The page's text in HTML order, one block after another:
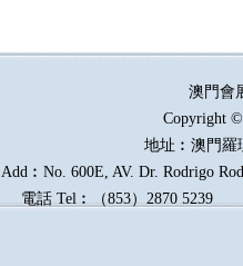
澳門會
Copyright ©
地址︰澳門羅
Add︰No. 600E, AV. Dr. Rodrigo
電話 Tel︰（853）2870 5239